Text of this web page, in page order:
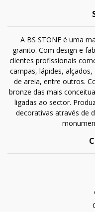
A BS STONE é uma
granito. Com design e
clientes profissionais
campas, lápides,
de areia, entre outros.
bronze das mais
ligadas ao sector.
decorativas através de